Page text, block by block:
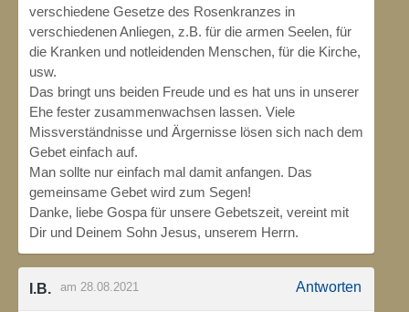
verschiedene Gesetze des Rosenkranzes in
verschiedenen Anliegen, z.B. für die armen Seelen, für
die Kranken und notleidenden Menschen, für die Kirche,
usw.
Das bringt uns beiden Freude und es hat uns in unserer
Ehe fester zusammenwachsen lassen. Viele
Missverständnisse und Ärgernisse lösen sich nach dem
Gebet einfach auf.
Man sollte nur einfach mal damit anfangen. Das
gemeinsame Gebet wird zum Segen!
Danke, liebe Gospa für unsere Gebetszeit, vereint mit
Dir und Deinem Sohn Jesus, unserem Herrn.
I.B. am 28.08.2021 Antworten